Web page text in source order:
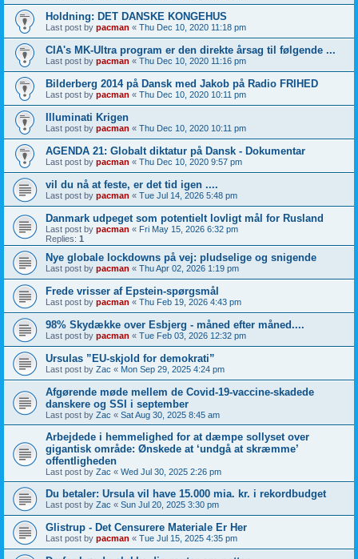
Holdning: DET DANSKE KONGEHUS
Last post by pacman « Thu Dec 10, 2020 11:18 pm
CIA's MK-Ultra program er den direkte årsag til følgende ...
Last post by pacman « Thu Dec 10, 2020 11:16 pm
Bilderberg 2014 på Dansk med Jakob på Radio FRIHED
Last post by pacman « Thu Dec 10, 2020 10:11 pm
Illuminati Krigen
Last post by pacman « Thu Dec 10, 2020 10:11 pm
AGENDA 21: Globalt diktatur på Dansk - Dokumentar
Last post by pacman « Thu Dec 10, 2020 9:57 pm
vil du nå at feste, er det tid igen ....
Last post by pacman « Tue Jul 14, 2026 5:48 pm
Danmark udpeget som potentielt lovligt mål for Rusland
Last post by pacman « Fri May 15, 2026 6:32 pm
Replies: 1
Nye globale lockdowns på vej: pludselige og snigende
Last post by pacman « Thu Apr 02, 2026 1:19 pm
Frede vrisser af Epstein-spørgsmål
Last post by pacman « Thu Feb 19, 2026 4:43 pm
98% Skydække over Esbjerg - måned efter måned....
Last post by pacman « Tue Feb 03, 2026 12:32 pm
Ursulas ”EU-skjold for demokrati”
Last post by Zac « Mon Sep 29, 2025 4:24 pm
Afgørende møde mellem de Covid-19-vaccine-skadede
danskere og SSI i september
Last post by Zac « Sat Aug 30, 2025 8:45 am
Arbejdede i hemmelighed for at dæmpe sollyset over
gigantisk område: Ønskede at ‘undgå at skræmme’
offentligheden
Last post by Zac « Wed Jul 30, 2025 2:26 pm
Du betaler: Ursula vil have 15.000 mia. kr. i rekordbudget
Last post by Zac « Sun Jul 20, 2025 3:30 pm
Glistrup - Det Censurere Materiale Er Her
Last post by pacman « Tue Jul 15, 2025 4:35 pm